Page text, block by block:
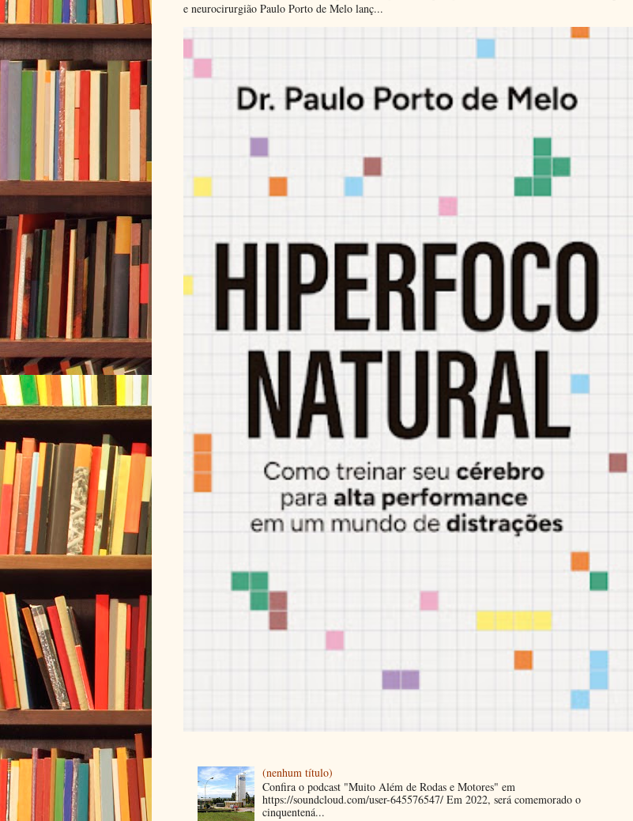
e neurocirurgião Paulo Porto de Melo lanç...
(nenhum título)
Confira o podcast "Muito Além de Rodas e Motores" em
https://soundcloud.com/user-645576547/ Em 2022, será comemorado o
cinquentená...